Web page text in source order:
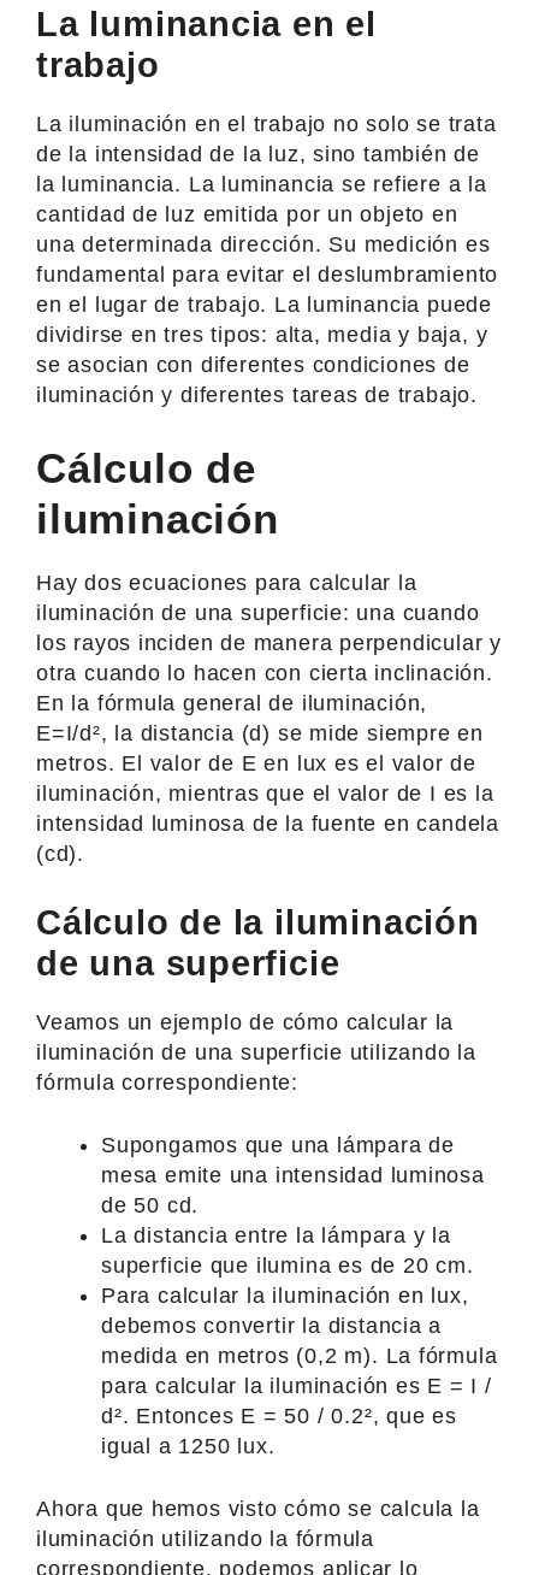
La luminancia en el
trabajo
La iluminación en el trabajo no solo se trata
de la intensidad de la luz, sino también de
la luminancia. La luminancia se refiere a la
cantidad de luz emitida por un objeto en
una determinada dirección. Su medición es
fundamental para evitar el deslumbramiento
en el lugar de trabajo. La luminancia puede
dividirse en tres tipos: alta, media y baja, y
se asocian con diferentes condiciones de
iluminación y diferentes tareas de trabajo.
Cálculo de
iluminación
Hay dos ecuaciones para calcular la
iluminación de una superficie: una cuando
los rayos inciden de manera perpendicular y
otra cuando lo hacen con cierta inclinación.
En la fórmula general de iluminación,
E=I/d², la distancia (d) se mide siempre en
metros. El valor de E en lux es el valor de
iluminación, mientras que el valor de I es la
intensidad luminosa de la fuente en candela
(cd).
Cálculo de la iluminación
de una superficie
Veamos un ejemplo de cómo calcular la
iluminación de una superficie utilizando la
fórmula correspondiente:
Supongamos que una lámpara de
mesa emite una intensidad luminosa
de 50 cd.
La distancia entre la lámpara y la
superficie que ilumina es de 20 cm.
Para calcular la iluminación en lux,
debemos convertir la distancia a
medida en metros (0,2 m). La fórmula
para calcular la iluminación es E = I /
d². Entonces E = 50 / 0.2², que es
igual a 1250 lux.
Ahora que hemos visto cómo se calcula la
iluminación utilizando la fórmula
correspondiente, podemos aplicar lo